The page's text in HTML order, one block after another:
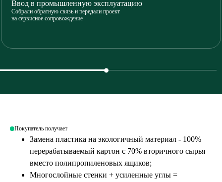
Ввод в промышленную эксплуатацию
Собрали обратную связь и передали проект
на сервисное сопровождение
Покупатель получает
Замена пластика на экологичный материал - 100%
перерабатываемый картон с 70% вторичного сырья
вместо полипропиленовых ящиков;
Многослойные стенки + усиленные углы =